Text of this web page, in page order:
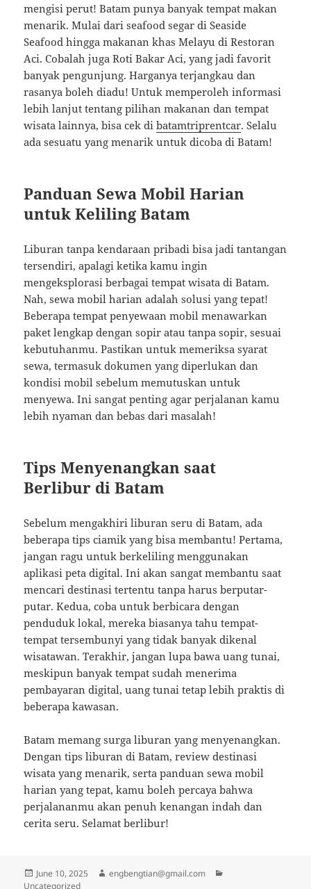
mengisi perut! Batam punya banyak tempat makan
menarik. Mulai dari seafood segar di Seaside
Seafood hingga makanan khas Melayu di Restoran
Aci. Cobalah juga Roti Bakar Aci, yang jadi favorit
banyak pengunjung. Harganya terjangkau dan
rasanya boleh diadu! Untuk memperoleh informasi
lebih lanjut tentang pilihan makanan dan tempat
wisata lainnya, bisa cek dibatamtriprentcar. Selalu
ada sesuatu yang menarik untuk dicoba di Batam!
Panduan Sewa Mobil Harian
untuk Keliling Batam
Liburan tanpa kendaraan pribadi bisa jadi tantangan
tersendiri, apalagi ketika kamu ingin
mengeksplorasi berbagai tempat wisata di Batam.
Nah, sewa mobil harian adalah solusi yang tepat!
Beberapa tempat penyewaan mobil menawarkan
paket lengkap dengan sopir atau tanpa sopir, sesuai
kebutuhanmu. Pastikan untuk memeriksa syarat
sewa, termasuk dokumen yang diperlukan dan
kondisi mobil sebelum memutuskan untuk
menyewa. Ini sangat penting agar perjalanan kamu
lebih nyaman dan bebas dari masalah!
Tips Menyenangkan saat
Berlibur di Batam
Sebelum mengakhiri liburan seru di Batam, ada
beberapa tips ciamik yang bisa membantu! Pertama,
jangan ragu untuk berkeliling menggunakan
aplikasi peta digital. Ini akan sangat membantu saat
mencari destinasi tertentu tanpa harus berputar-
putar. Kedua, coba untuk berbicara dengan
penduduk lokal, mereka biasanya tahu tempat-
tempat tersembunyi yang tidak banyak dikenal
wisatawan. Terakhir, jangan lupa bawa uang tunai,
meskipun banyak tempat sudah menerima
pembayaran digital, uang tunai tetap lebih praktis di
beberapa kawasan.
Batam memang surga liburan yang menyenangkan.
Dengan tips liburan di Batam, review destinasi
wisata yang menarik, serta panduan sewa mobil
harian yang tepat, kamu boleh percaya bahwa
perjalananmu akan penuh kenangan indah dan
cerita seru. Selamat berlibur!
Posted
on
June 10, 2025 Author
engbengtian@gmail.com
Uncategorized